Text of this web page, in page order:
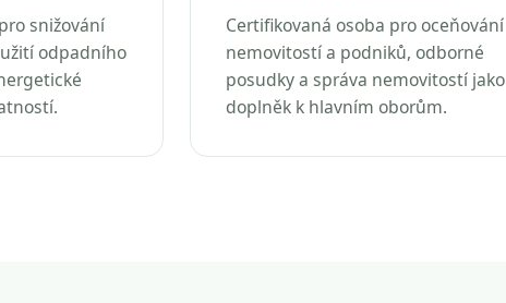
snižování
odpadního
Certifikovaná osoba pro oceňování
nemovitostí a podniků, odborné
posudky a správa nemovitostí jako
doplněk k hlavním oborům.